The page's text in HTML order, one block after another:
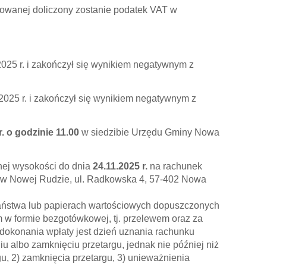
doliczony zostanie podatek VAT w
r. i zakończył się wynikiem negatywnym z
r. i zakończył się wynikiem negatywnym z
o godzinie 11.00 w siedzibie Urzędu Gminy Nowa
wysokości do dnia 24.11.2025 r. na rachunek
Nowej Rudzie, ul. Radkowska 4, 57-402 Nowa
lub papierach wartościowych dopuszczonych
formie bezgotówkowej, tj. przelewem oraz za
wpłaty jest dzień uznania rachunku
albo zamknięciu przetargu, jednak nie później niż
2) zamknięcia przetargu, 3) unieważnienia